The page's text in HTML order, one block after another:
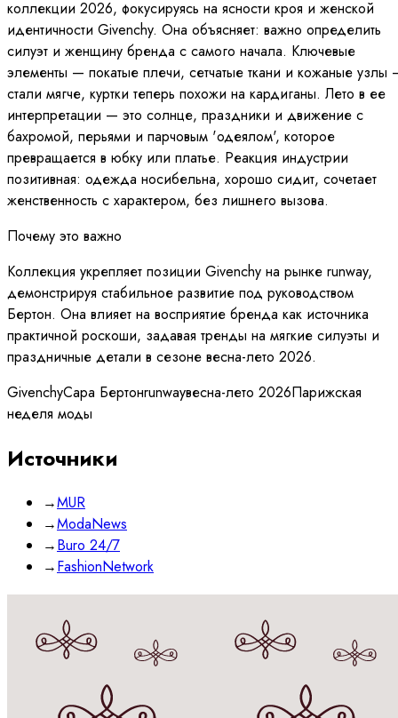
коллекции 2026, фокусируясь на ясности кроя и женской
идентичности Givenchy. Она объясняет: важно определить
силуэт и женщину бренда с самого начала. Ключевые
элементы — покатые плечи, сетчатые ткани и кожаные узлы
стали мягче, куртки теперь похожи на кардиганы. Лето в ее
интерпретации — это солнце, праздники и движение с
бахромой, перьями и парчовым 'одеялом', которое
превращается в юбку или платье. Реакция индустрии
позитивная: одежда носибельна, хорошо сидит, сочетает
женственность с характером, без лишнего вызова.
Почему это важно
Коллекция укрепляет позиции Givenchy на рынке runway,
демонстрируя стабильное развитие под руководством
Бертон. Она влияет на восприятие бренда как источника
практичной роскоши, задавая тренды на мягкие силуэты и
праздничные детали в сезоне весна-лето 2026.
GivenchyСара Бертонrunwayвесна-лето 2026Парижская
неделя моды
Источники
→MUR
→ModaNews
→Buro 24/7
→FashionNetwork